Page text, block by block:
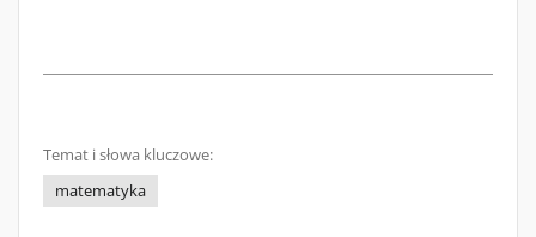
Temat i słowa kluczowe:
matematyka